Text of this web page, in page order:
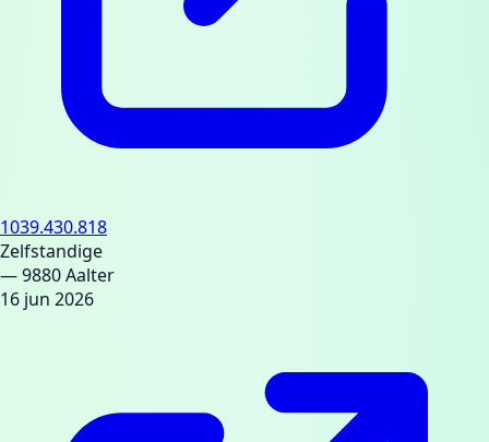
1039.430.818
Zelfstandige
— 9880 Aalter
16 jun 2026